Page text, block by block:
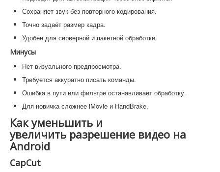
Сохраняет звук без повторного кодирования.
Точно задаёт размер кадра.
Удобен для серверной и пакетной обработки.
Минусы
Нет визуального предпросмотра.
Требуется аккуратно писать команды.
Ошибка в пути или фильтре останавливает обработку.
Для новичка сложнее iMovie и HandBrake.
Как уменьшить и
увеличить разрешение видео на
Android
CapCut